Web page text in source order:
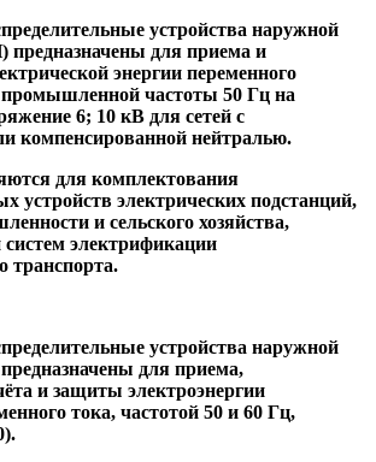
устройства наружной
для приема и
энергии переменного
промышленной частоты 50 Гц на
6; 10 кВ для сетей с
компенсированной нейтралью.
для комплектования
устройств электрических подстанций,
и сельского хозяйства,
систем электрификации
транспорта.
устройства наружной
для приема,
и защиты электроэнергии
тока, частотой 50 и 60 Гц,